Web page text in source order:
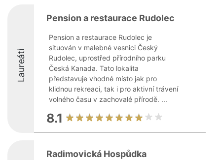
Laureáti
Pension a restaurace Rudolec
Pension a restaurace Rudolec je
situován v malebné vesnici Český
Rudolec, uprostřed přírodního parku
Česká Kanada. Tato lokalita
představuje vhodné místo jak pro
klidnou rekreaci, tak i pro aktivní trávení
volného času v zachovalé přírodě. ...
8.1
Radimovická Hospůdka